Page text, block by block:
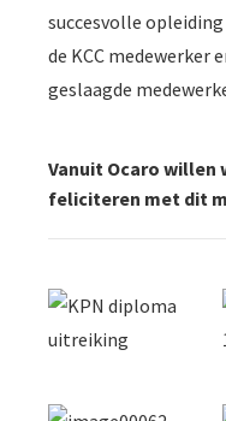
succesvolle
de KCC medewerker
geslaagde
Vanuit Ocaro willen
feliciteren met dit